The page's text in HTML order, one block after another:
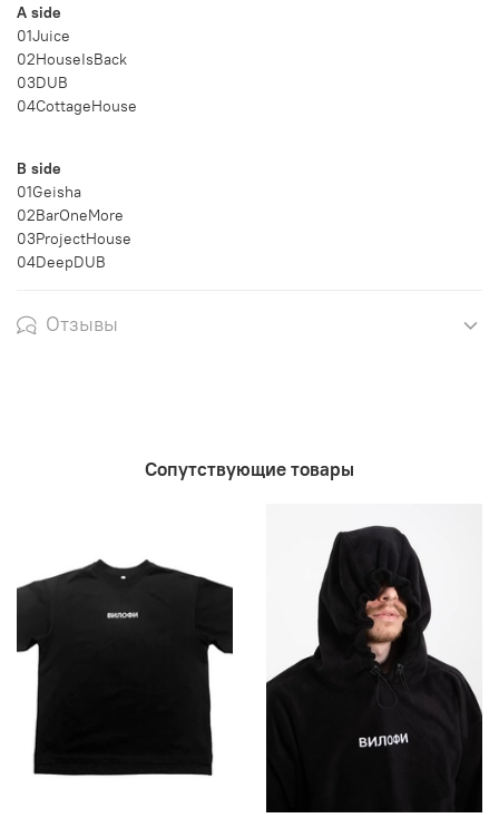
A side
01Juice
02HouseIsBack
03DUB
04CottageHouse
B side
01Geisha
02BarOneMore
03ProjectHouse
04DeepDUB
Отзывы
Сопутствующие товары